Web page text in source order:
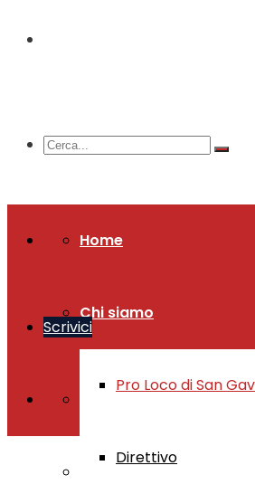
Home
Chi siamo
Pro Loco di San
Direttivo
Scrivici